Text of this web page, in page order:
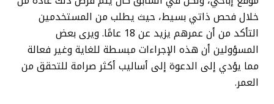
خلال فحص ذاتي بسيط، حيث يطلب من المستخدمين
التأكد من أن عمرهم يزيد عن 18 عامًا. ويرى بعض
المسؤولين أن هذه الإجراءات مبسطة للغاية وغير فعالة
مما يؤدي إلى الدعوة إلى أساليب أكثر صرامة للتحقق من
العمر.